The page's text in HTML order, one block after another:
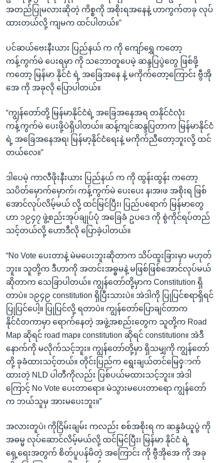
အတည်ပြုမလားဆိုတဲ့ ကိစ္စကို အစိုးရအနေနဲ့ ဟာကွက်တခု လုပ်
ထားတယ်လို့ ကျမက ထင်ပါတယ်။”
ပင်ဆယ်ဗေးနီးယား ပြည်နယ် က ကို ကျော်ရွှေ ကတော့
ကန့်ကွက်မဲ ပေးရမှာ ကို သဘောတူပေမဲ့ ဆန္ဒပြပွဲတွေ ဖြစ်ဖို့
ကတော့ မြန်မာ နိုင်ငံ ရဲ့ အခြေအနေ နဲ့ မကိုက်တော့ကြောင်း ဗွီအို
အေ ကို အခုလို ပြောပါတယ်။
“ကျွန်တော်တို့ မြန်မာနိုင်ငံရဲ့ အခြေအနေအရ တနိုင်ငံလုံး
ကန့်ကွက်မဲ ပေးဖို့ပဲရှိပါတယ်။ ဆန့်ကျင်ဆန္ဒပြတာက မြန်မာနိုင်ငံ
ရဲ့ အခြေအနေအရ၊ မြန်မာ့နိုင်ငံရေးနဲ့ မကိုက်ညီတော့ဘူးလို့ ထင်
တယ်လေ။”
ဒါပေမဲ့ ကာလီဖိုးနီးယား ပြည်နယ် က ကို ထွန်းထွန်း ကတော့
သပိတ်မှောက်မှောက်၊ ကန့်ကွက်မဲ ပေးပေး န၊အ၊ဖ အစိုးရ ဖြစ်
အောင်လုပ်လိမ့်မယ် လို့ ထင်မြင်ပြီး၊ ပြည်ပရောက် မြန်မာတွေ
ဟာ ၁၉၄၇ ဖွဲ့စည်းအုပ်ချုပ်ပုံ အခြေခံ ဥပဒေ ကို စွဲကိုင်ရပ်တည်
သင့်တယ်လို့ ဟောဒီလို ပြောခဲ့ပါတယ်။
“No Vote ပေးတာနဲ့ မဲမပေးဘူးဆိုတာက သိပ်ထူးခြားမှာ မဟုတ်
ဘူး။ သူတို့က ဒီဟာကို အတင်းအဓ္ဓမနဲ့ မဖြစ်ဖြစ်အောင်လုပ်မယ်
ဆိုတာက သေခြာပါတယ်။ ကျွန်တော်တို့မှာက Constitution ရှိ
တာပဲ။ ၁၉၄၉ constitution ရှိပြီးသားပဲ။ အဲဒါကို ပြုပြင်စရာရှိရင်
ပြုပြင်ပေါ့။ ပြုပြင်လို့ ရတာပဲ။ ကျွန်တော်ပြောချင်တာက
နိုင်ငံတကာမှာ ရောက်နေတဲ့ အဖွဲ့အစည်းတွေက သူတို့က Road
Map ဆိုရင် road map။ constitution ဆိုရင် constitution။ အဲဒီ
နောက်ကို မလိုက်သင့်ဘူး။ ကျွန်တော်တို့မှာ ရှိသမျှကို ကျွန်တော်
တို့ ခုခံထားသင့်တယ်။ တိုင်းပြည်က ရွေးချယ်တင်မြေှာက်
ထားတဲ့ NLD ပါတီကိုလည်း ပြစ်ပယ်မထားသင့်ဘူး။ အဲဒါ
ကြောင့် No Vote ပေးတာရော။ မဲသွားမပေးတာရော ကျွန်တော်
က ဘယ်သူမှ အားမပေးဘူး။”
အလားတူပဲ၊ ကိုငြိမ်းချမ်း ကလည်း စစ်အစိုးရ က ဆန္ဒခံယူပွဲ ကို
အဓမ္မ လုပ်ဆောင်လိမ့်မယ်လို့ ထင်မြင်ပြီး၊ မြန်မာ နိုင်ငံ ရဲ့
ရှေ့ရေးအတွက် စိတ်ပူပန်မိတဲ့ အကြောင်း ကို ဗွီအိုအေ ကို အခု